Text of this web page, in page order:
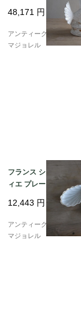
48,171 円
アンティークギャラリー
マジョレル
フランス シェル ラヴ
ィエ プレート 7517
12,443 円
アンティークギャラリー
マジョレル